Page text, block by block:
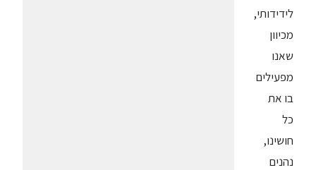
לידידותי,
מכיוון
שאנו
מפעילים
בו את
כל
חושינו,
נהנים